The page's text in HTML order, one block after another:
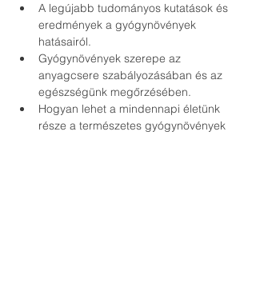
A legújabb tudományos kutatások és
eredmények a gyógynövények
hatásairól.
Gyógynövények szerepe az
anyagcsere szabályozásában és az
egészségünk megőrzésében.
Hogyan lehet a mindennapi életünk
része a természetes gyógynövények